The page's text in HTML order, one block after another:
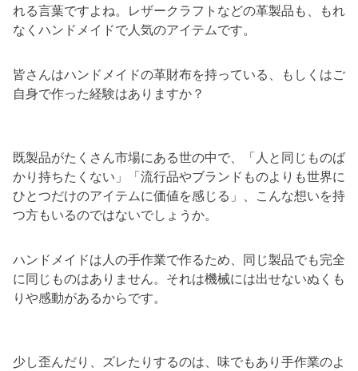
れる言葉ですよね。レザークラフトなどの革製品も、もれ
なくハンドメイドで人気のアイテムです。
皆さんはハンドメイドの革財布を持っている、もしくはご
自身で作った経験はありますか？
既製品がたくさん市場にある世の中で、「人と同じものば
かり持ちたくない」「流行品やブランドものよりも世界に
ひとつだけのアイテムに価値を感じる」、こんな想いを持
つ方もいるのではないでしょうか。
ハンドメイドは人の手作業で作るため、同じ製品でも完全
に同じものはありません。それは機械には出せないぬくも
りや感動があるからです。
少し歪んだり、ズレたりするのは、味でもあり手作業のよ